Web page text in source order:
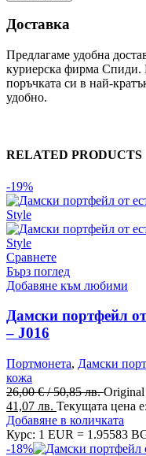
Доставка
Предлагаме удобна
куриерска фирма Спиди.
поръчката си в най-
удобно.
RELATED PRODUCTS
-19%
Сравнете
Бърз поглед
Добавяне към любими
Дамски портфейл
– J016
Портмонета, Дамски
кожа
26,00€/ 50,85 лв.Original
41,07 лв. Текущата цена
Добавяне в количката
Курс: 1 EUR = 1.95583
-18%